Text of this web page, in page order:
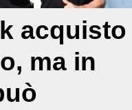
acquisto
ma in